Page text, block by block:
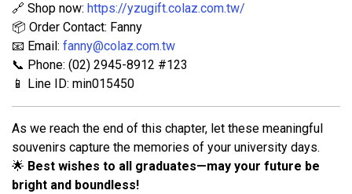
🔗 Shop now: https://yzugift.colaz.com.tw/
📦 Order Contact: Fanny
📧 Email: fanny@colaz.com.tw
📞 Phone: (02) 2945-8912 #123
📱 Line ID: min015450
As we reach the end of this chapter, let these meaningful
souvenirs capture the memories of your university days.
🌟 Best wishes to all graduates—may your future be
bright and boundless!